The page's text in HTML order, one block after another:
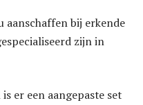
aanschaffen bij erkende
zijn in
er een aangepaste set